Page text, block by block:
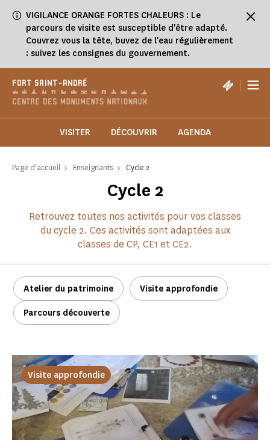
VIGILANCE ORANGE FORTES CHALEURS : Le
parcours de visite est susceptible d'être adapté.
Couvrez vous la tête, buvez de l'eau régulièrement
: suivez les consignes du gouvernement.
FORT SAINT-ANDRÉ |
VISITER DÉCOUVRIR AGENDA
Page d'accueil Enseignants Cycle 2
Cycle 2
Retrouvez toutes nos activités pour vos classes
du cycle 2. Ces activités sont adaptées aux
classes de CP, CE1 et CE2.
Atelier du patrimoine Visite approfondie
Parcours découverte
Visite approfondie